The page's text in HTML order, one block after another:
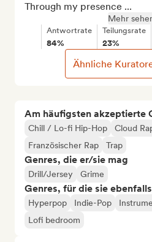
Am häufigsten akzeptierte
Chill / Lo-fi Hip-Hop Cloud
Französischer Rap
Trap
Genres, die er/sie mag
Drill/Jersey Grime
Genres, für die sie
Hyperpop Indie-Pop
Lofi bedroom
Through my presence ...
Mehr
Antwortrate
84%
Teilungsrate
23%
Ähnliche